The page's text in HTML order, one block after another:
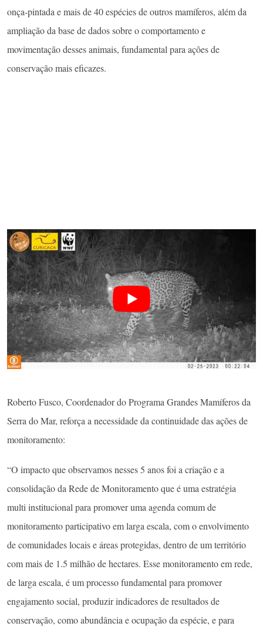
onça-pintada e mais de 40 espécies de outros mamíferos, além da
ampliação da base de dados sobre o comportamento e
movimentação desses animais, fundamental para ações de
conservação mais eficazes.
Roberto Fusco, Coordenador do Programa Grandes Mamíferos da
Serra do Mar, reforça a necessidade da continuidade das ações de
monitoramento:
“O impacto que observamos nesses 5 anos foi a criação e a
consolidação da Rede de Monitoramento que é uma estratégia
multi institucional para promover uma agenda comum de
monitoramento participativo em larga escala, com o envolvimento
de comunidades locais e áreas protegidas, dentro de um território
com mais de 1.5 milhão de hectares. Esse monitoramento em rede,
de larga escala, é um processo fundamental para promover
engajamento social, produzir indicadores de resultados de
conservação, como abundância e ocupação da espécie, e para